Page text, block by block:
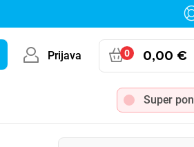
Prijava 0 0,00 €
Super